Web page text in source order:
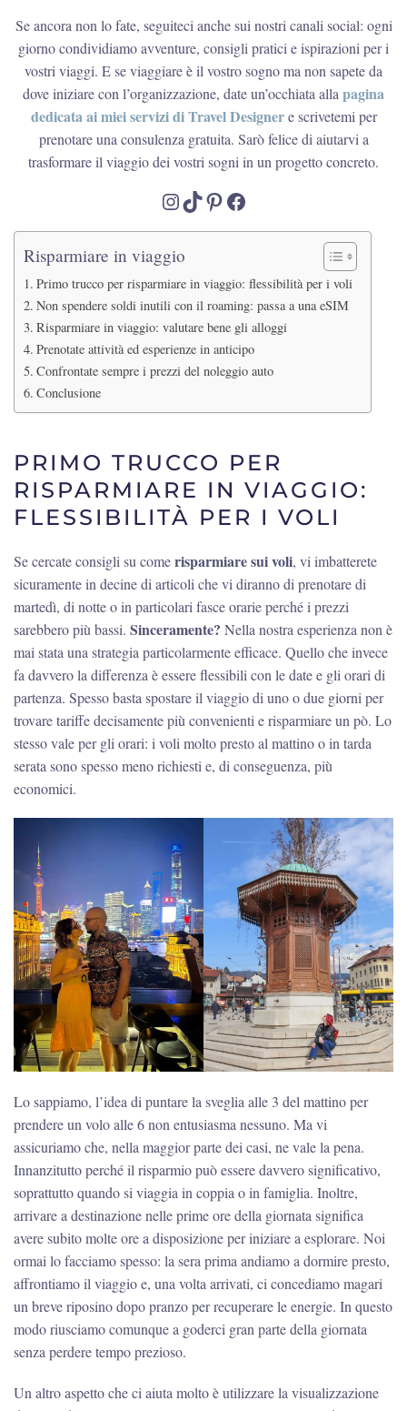
Se ancora non lo fate, seguiteci anche sui nostri canali social: ogni
giorno condividiamo avventure, consigli pratici e ispirazioni per i
vostri viaggi. E se viaggiare è il vostro sogno ma non sapete da
dove iniziare con l’organizzazione, date un’occhiata alla pagina
dedicata ai miei servizi di Travel Designere scrivetemi per
prenotare una consulenza gratuita. Sarò felice di aiutarvi a
trasformare il viaggio dei vostri sogni in un progetto concreto.
Instagram
TikTok
Pinterest
Facebook
Risparmiare in viaggio
Primo trucco per risparmiare in viaggio: flessibilità per i voli
Non spendere soldi inutili con il roaming: passa a una eSIM
Risparmiare in viaggio: valutare bene gli alloggi
Prenotate attività ed esperienze in anticipo
Confrontate sempre i prezzi del noleggio auto
Conclusione
PRIMO TRUCCO PER
RISPARMIARE IN VIAGGIO:
FLESSIBILITÀ PER I VOLI
Se cercate consigli su comerisparmiare sui voli, vi imbatterete
sicuramente in decine di articoli che vi diranno di prenotare di
martedì, di notte o in particolari fasce orarie perché i prezzi
sarebbero più bassi. Sinceramente? Nella nostra esperienza non è
mai stata una strategia particolarmente efficace. Quello che invece
fa davvero la differenza è essere flessibili con le date e gli orari di
partenza. Spesso basta spostare il viaggio di uno o due giorni per
trovare tariffe decisamente più convenienti e risparmiare un pò. Lo
stesso vale per gli orari: i voli molto presto al mattino o in tarda
serata sono spesso meno richiesti e, di conseguenza, più
economici.
Lo sappiamo, l’idea di puntare la sveglia alle 3 del mattino per
prendere un volo alle 6 non entusiasma nessuno. Ma vi
assicuriamo che, nella maggior parte dei casi, ne vale la pena.
Innanzitutto perché il risparmio può essere davvero significativo,
soprattutto quando si viaggia in coppia o in famiglia. Inoltre,
arrivare a destinazione nelle prime ore della giornata significa
avere subito molte ore a disposizione per iniziare a esplorare. Noi
ormai lo facciamo spesso: la sera prima andiamo a dormire presto,
affrontiamo il viaggio e, una volta arrivati, ci concediamo magari
un breve riposino dopo pranzo per recuperare le energie. In questo
modo riusciamo comunque a goderci gran parte della giornata
senza perdere tempo prezioso.
Un altro aspetto che ci aiuta molto è utilizzare la visualizzazione